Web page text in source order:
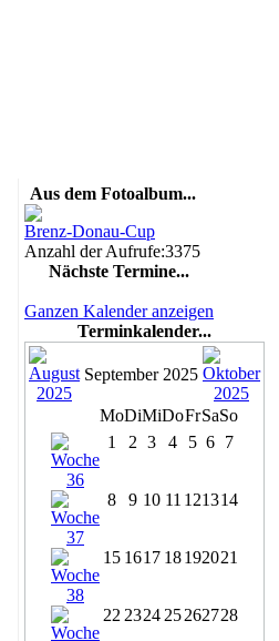
Aus dem Fotoalbum...
Brenz-Donau-Cup
Anzahl der Aufrufe:3375
Nächste Termine...
Ganzen Kalender anzeigen
Terminkalender...
September 2025
MoDiMiDoFrSaSo
1
2 3 4 5 6 7
8 9 10 11 121314
15 1617 18192021
22 2324 25262728